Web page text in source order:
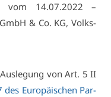
vom 14.07.2022 –
& Co. KG, Volks­
von Art. 5 II
des Eu­ro­päi­schen Par­